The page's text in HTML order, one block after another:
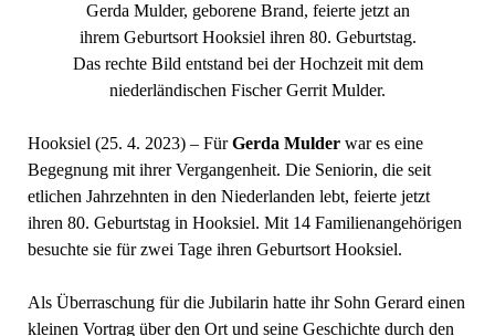
Gerda Mulder, geborene Brand, feierte jetzt an
ihrem Geburtsort Hooksiel ihren 80. Geburtstag.
Das rechte Bild entstand bei der Hochzeit mit dem
niederländischen Fischer Gerrit Mulder.
Hooksiel (25. 4. 2023) – FürGerda Mulderwar es eine
Begegnung mit ihrer Vergangenheit. Die Seniorin, die seit
etlichen Jahrzehnten in den Niederlanden lebt, feierte jetzt
ihren 80. Geburtstag in Hooksiel. Mit 14 Familienangehörigen
besuchte sie für zwei Tage ihren Geburtsort Hooksiel.
Als Überraschung für die Jubilarin hatte ihr Sohn Gerard einen
kleinen Vortrag über den Ort und seine Geschichte durch den